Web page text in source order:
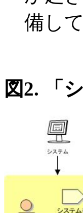
備し
図2. 「